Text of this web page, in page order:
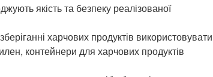
якість та безпеку реалізованої
харчових продуктів використовувати
контейнери для харчових продуктів